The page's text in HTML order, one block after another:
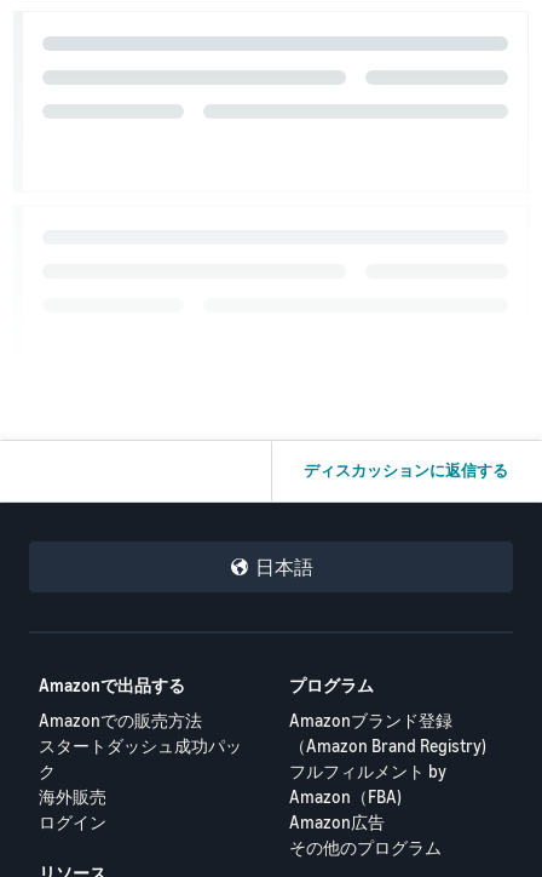
ディスカッションに返信する
日本語
Amazonで出品する
Amazonでの販売方法
スタートダッシュ成功パッ
ク
海外販売
ログイン
プログラム
Amazonブランド登録
（Amazon Brand Registry)
フルフィルメント by
Amazon（FBA)
Amazon広告
その他のプログラム
リソース